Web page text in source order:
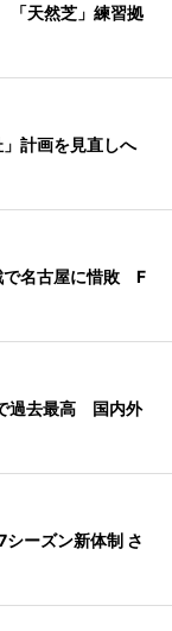
天然芝」練習拠
」計画を見直しへ
で名古屋に惜敗 F
過去最高 国内外
ーズン新体制 さ